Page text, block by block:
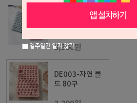
DE002-이동수단
몰드 64구
3,300원
DE003-자연 몰
드 80구
일주일간 열지 않기